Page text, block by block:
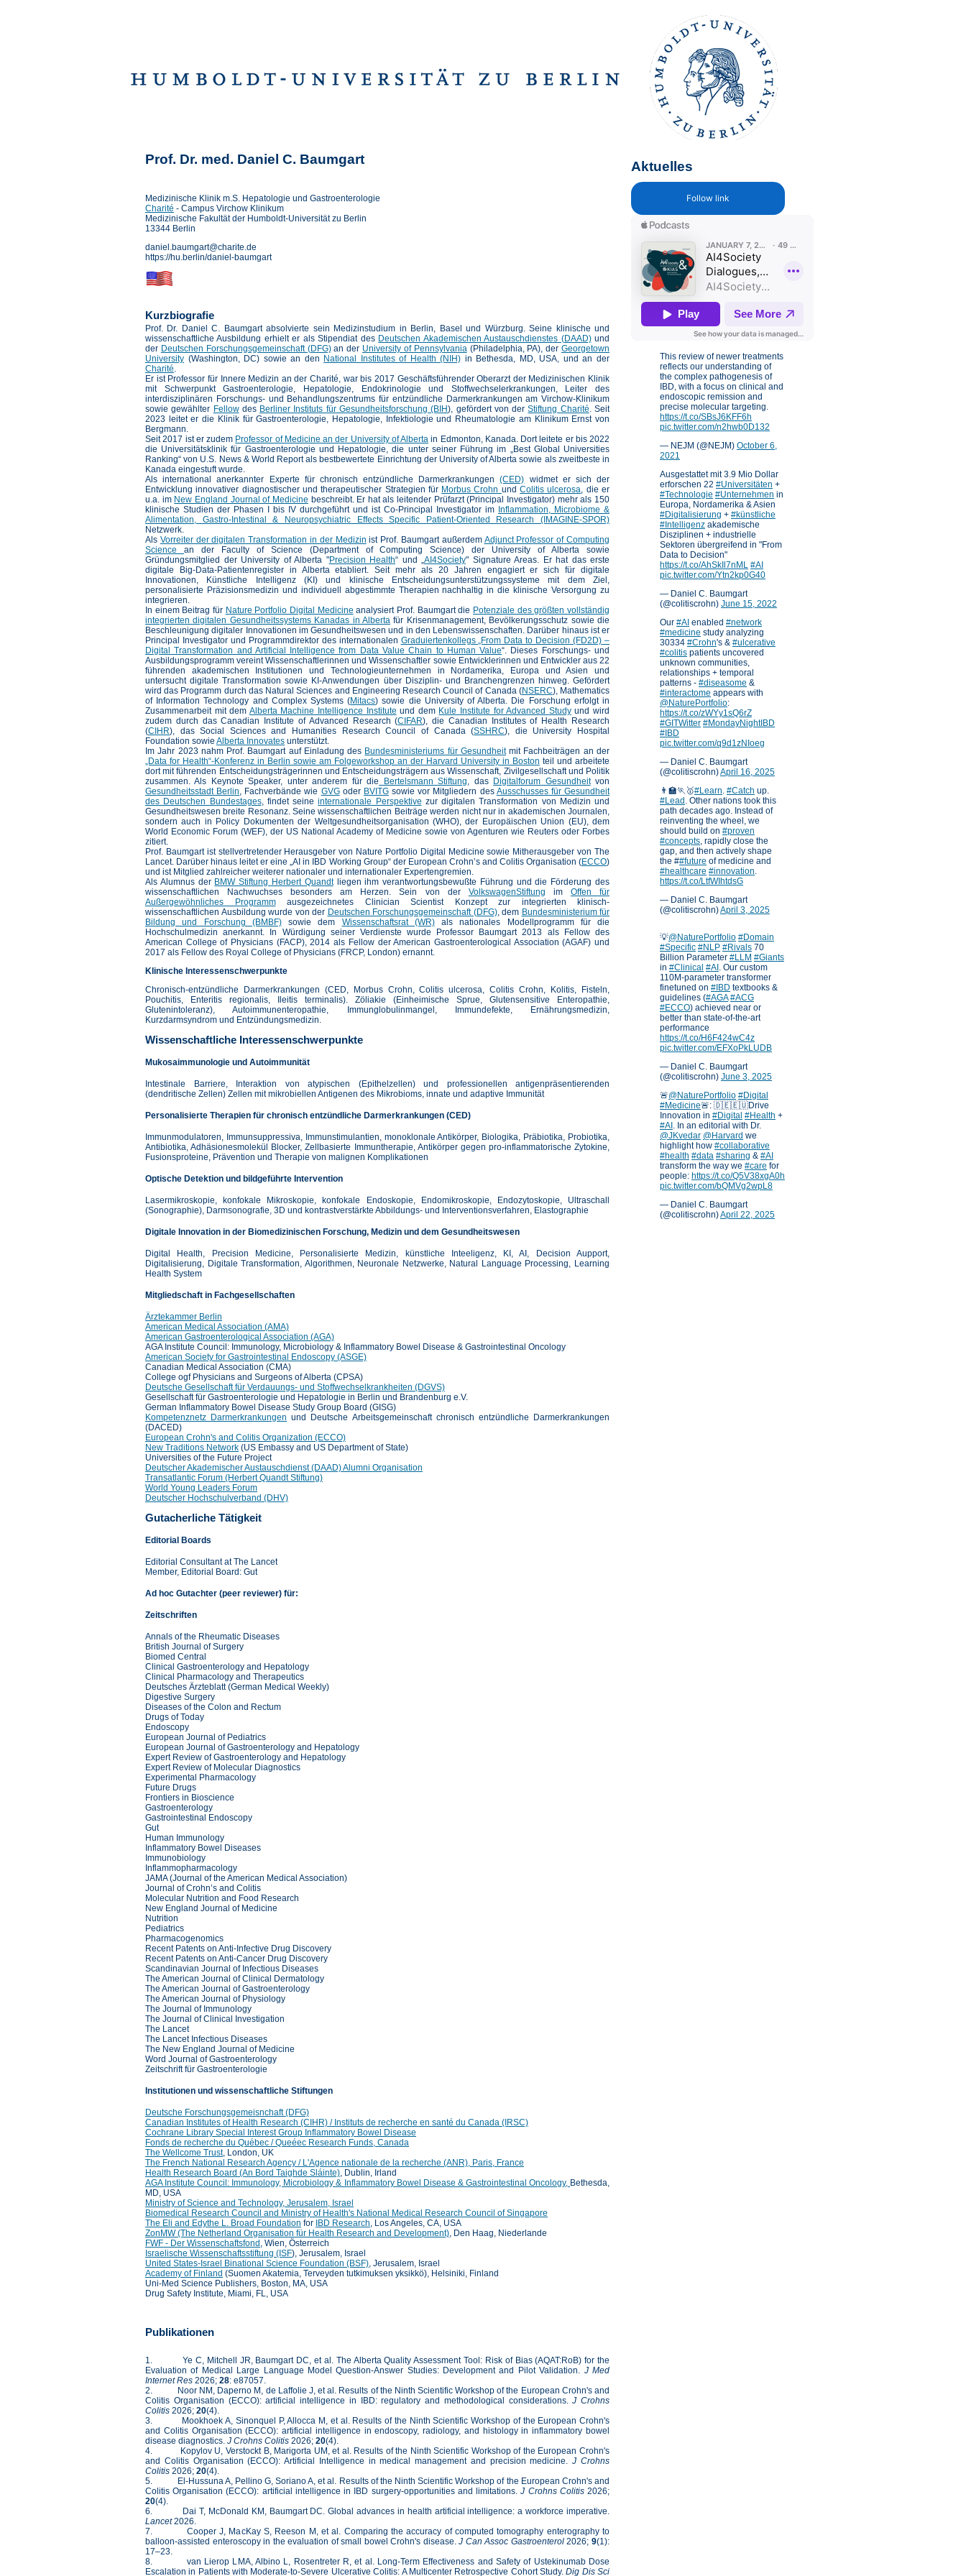
Prof. Dr. med. Daniel C. Baumgart
Medizinische Klinik m.S. Hepatologie und Gastroenterologie
Charité - Campus Virchow Klinikum
Medizinische Fakultät der Humboldt-Universität zu Berlin
13344 Berlin
daniel.baumgart@charite.de
https://hu.berlin/daniel-baumgart
Kurzbiografie
Prof. Dr. Daniel C. Baumgart absolvierte sein Medizinstudium in Berlin, Basel und Würzburg. Seine klinische und
wissenschaftliche Ausbildung erhielt er als Stipendiat des Deutschen Akademischen Austauschdienstes (DAAD)und
der Deutschen Forschungsgemeinschaft (DFG)an der University of Pennsylvania(Philadelphia, PA), derGeorgetown
University (Washington, DC) sowie an den National Institutes of Health (NIH) in Bethesda, MD, USA, und an der
Charité.
Er ist Professor für Innere Medizin an der Charité, war bis 2017 Geschäftsführender Oberarzt der Medizinischen Klinik
mit Schwerpunkt Gastroenterologie, Hepatologie, Endokrinologie und Stoffwechselerkrankungen, Leiter des
interdisziplinären Forschungs- und Behandlungszentrums für entzündliche Darmerkrankungen am Virchow-Klinikum
sowie gewählter Fellowdes Berliner Instituts für Gesundheitsforschung (BIH), gefördert von derStiftung Charité. Seit
2023 leitet er die Klinik für Gastroenterologie, Hepatologie, Infektiologie und Rheumatologie am Klinikum Ernst von
Bergmann.
Seit 2017 ist er zudem Professor of Medicine an der University of Alberta in Edmonton, Kanada. Dort leitete er bis 2022
die Universitätsklinik für Gastroenterologie und Hepatologie, die unter seiner Führung im „Best Global Universities
Ranking“ von U.S. News & World Report als bestbewertete Einrichtung der University of Alberta sowie als zweitbeste in
Kanada eingestuft wurde.
Als international anerkannter Experte für chronisch entzündliche Darmerkrankungen(CED) widmet er sich der
Entwicklung innovativer diagnostischer und therapeutischer Strategien für Morbus Crohn undColitis ulcerosa, die er
u.a. im New England Journal of Medicine beschreibt. Er hat als leitender Prüfarzt (Principal Investigator) mehr als 150
klinische Studien der Phasen I bis IV durchgeführt und ist Co-Principal Investigator im Inflammation, Microbiome &
Alimentation, Gastro-Intestinal & Neuropsychiatric Effects Specific Patient-Oriented Research (IMAGINE-SPOR)
Netzwerk.
Als Vorreiter der digitalen Transformation in der Medizin ist Prof. Baumgart außerdem Adjunct Professor of Computing
Science an der Faculty of Science (Department of Computing Science) der University of Alberta sowie
Gründungsmitglied der University of Alberta "Precision Health“ und „AI4Society" Signature Areas. Er hat das erste
digitale Big-Data-Patientenregister in Alberta etabliert. Seit mehr als 20 Jahren engagiert er sich für digitale
Innovationen, Künstliche Intelligenz (KI) und klinische Entscheidungsunterstützungssysteme mit dem Ziel,
personalisierte Präzisionsmedizin und individuell abgestimmte Therapien nachhaltig in die klinische Versorgung zu
integrieren.
In einem Beitrag für Nature Portfolio Digital Medicine analysiert Prof. Baumgart die Potenziale des größten vollständig
integrierten digitalen Gesundheitssystems Kanadas in Alberta für Krisenmanagement, Bevölkerungsschutz sowie die
Beschleunigung digitaler Innovationen im Gesundheitswesen und in den Lebenswissenschaften. Darüber hinaus ist er
Principal Investigator und Programmdirektor des internationalen Graduiertenkollegs „From Data to Decision (FD2D) –
Digital Transformation and Artificial Intelligence from Data Value Chain to Human Value“. Dieses Forschungs- und
Ausbildungsprogramm vereint Wissenschaftlerinnen und Wissenschaftler sowie Entwicklerinnen und Entwickler aus 22
führenden akademischen Institutionen und Technologieunternehmen in Nordamerika, Europa und Asien und
untersucht digitale Transformation sowie KI-Anwendungen über Disziplin- und Branchengrenzen hinweg. Gefördert
wird das Programm durch das Natural Sciences and Engineering Research Council of Canada (NSERC), Mathematics
of Information Technology and Complex Systems (Mitacs) sowie die University of Alberta. Die Forschung erfolgt in
Zusammenarbeit mit dem Alberta Machine Intelligence Institute und dem Kule Institute for Advanced Studyund wird
zudem durch das Canadian Institute of Advanced Research (CIFAR), die Canadian Institutes of Health Research
(CIHR), das Social Sciences and Humanities Research Council of Canada (SSHRC), die University Hospital
Foundation sowie Alberta Innovates unterstützt.
Im Jahr 2023 nahm Prof. Baumgart auf Einladung des Bundesministeriums für Gesundheitmit Fachbeiträgen an der
„Data for Health“-Konferenz in Berlin sowie am Folgeworkshop an der Harvard University in Boston teil und arbeitete
dort mit führenden Entscheidungsträgerinnen und Entscheidungsträgern aus Wissenschaft, Zivilgesellschaft und Politik
zusammen. Als Keynote Speaker, unter anderem für die Bertelsmann Stiftung, das Digitalforum Gesundheitvon
Gesundheitsstadt Berlin, Fachverbände wie GVGoder BVITGsowie vor Mitgliedern des Ausschusses für Gesundheit
des Deutschen Bundestages, findet seineinternationale Perspektive zur digitalen Transformation von Medizin und
Gesundheitswesen breite Resonanz. Seine wissenschaftlichen Beiträge werden nicht nur in akademischen Journalen,
sondern auch in Policy Dokumenten der Weltgesundheitsorganisation (WHO), der Europäischen Union (EU), dem
World Economic Forum (WEF), der US National Academy of Medicine sowie von Agenturen wie Reuters oder Forbes
zitiert.
Prof. Baumgart ist stellvertretender Herausgeber von Nature Portfolio Digital Medicine sowie Mitherausgeber von The
Lancet. Darüber hinaus leitet er eine „AI in IBD Working Group“ der European Crohn’s and Colitis Organisation (ECCO)
und ist Mitglied zahlreicher weiterer nationaler und internationaler Expertengremien.
Als Alumnus der BMW Stiftung Herbert Quandtliegen ihm verantwortungsbewußte Führung und die Förderung des
wissenschaftlichen Nachwuchses besonders am Herzen. Sein von der VolkswagenStiftung im Offen für
Außergewöhnliches Programmausgezeichnetes Clinician Scientist Konzept zur integrierten klinisch-
wissenschaftlichen Ausbildung wurde von der Deutschen Forschungsgemeinschaft (DFG), dem Bundesministerium für
Bildung und Forschung (BMBF)sowie dem Wissenschaftsrat (WR)als nationales Modellprogramm für die
Hochschulmedizin anerkannt. In Würdigung seiner Verdienste wurde Professor Baumgart 2013 als Fellow des
American College of Physicians (FACP), 2014 als Fellow der American Gastroenterological Association (AGAF) und
2017 als Fellow des Royal College of Physicians (FRCP, London) ernannt.
Klinische Interessenschwerpunkte
Chronisch-entzündliche Darmerkrankungen (CED, Morbus Crohn, Colitis ulcerosa, Colitis Crohn, Kolitis, Fisteln,
Pouchitis, Enteritis regionalis, Ileitis terminalis). Zöliakie (Einheimische Sprue, Glutensensitive Enteropathie,
Glutenintoleranz), Autoimmunenteropathie, Immunglobulinmangel, Immundefekte, Ernährungsmedizin,
Kurzdarmsyndrom und Entzündungsmedizin.
Wissenschaftliche Interessenschwerpunkte
Mukosaimmunologie und Autoimmunität
Intestinale Barriere, Interaktion von atypischen (Epithelzellen) und professionellen antigenpräsentierenden
(dendritische Zellen) Zellen mit mikrobiellen Antigenen des Mikrobioms, innate und adaptive Immunität
Personalisierte Therapien für chronisch entzündliche Darmerkrankungen (CED)
Immunmodulatoren, Immunsuppressiva, Immunstimulantien, monoklonale Antikörper, Biologika, Präbiotika, Probiotika,
Antibiotika, Adhäsionesmolekül Blocker, Zellbasierte Immuntherapie, Antikörper gegen pro-inflammatorische Zytokine,
Fusionsproteine, Prävention und Therapie von malignen Komplikationen
Optische Detektion und bildgeführte Intervention
Lasermikroskopie, konfokale Mikroskopie, konfokale Endoskopie, Endomikroskopie, Endozytoskopie, Ultraschall
(Sonographie), Darmsonografie, 3D und kontrastverstärkte Abbildungs- und Interventionsverfahren, Elastographie
Digitale Innovation in der Biomedizinischen Forschung, Medizin und dem Gesundheitswesen
Digital Health, Precision Medicine, Personalisierte Medizin, künstliche Inteeligenz, KI, AI, Decision Aupport,
Digitalisierung, Digitale Transformation, Algorithmen, Neuronale Netzwerke, Natural Language Processing, Learning
Health System
Mitgliedschaft in Fachgesellschaften
Ärztekammer Berlin
American Medical Association (AMA)
American Gastroenterological Association (AGA)
AGA Institute Council: Immunology, Microbiology & Inflammatory Bowel Disease & Gastrointestinal Oncology
American Society for Gastrointestinal Endoscopy (ASGE)
Canadian Medical Association (CMA)
College ogf Physicians and Surgeons of Alberta (CPSA)
Deutsche Gesellschaft für Verdauungs- und Stoffwechselkrankheiten (DGVS)
Gesellschaft für Gastroenterologie und Hepatologie in Berlin und Brandenburg e.V.
German Inflammatory Bowel Disease Study Group Board (GISG)
Kompetenznetz Darmerkrankungen und Deutsche Arbeitsgemeinschaft chronisch entzündliche Darmerkrankungen
(DACED)
European Crohn's and Colitis Organization (ECCO)
New Traditions Network (US Embassy and US Department of State)
Universities of the Future Project
Deutscher Akademischer Austauschdienst (DAAD) Alumni Organisation
Transatlantic Forum (Herbert Quandt Stiftung)
World Young Leaders Forum
Deutscher Hochschulverband (DHV)
Gutacherliche Tätigkeit
Editorial Boards
Editorial Consultant at The Lancet
Member, Editorial Board: Gut
Ad hoc Gutachter (peer reviewer) für:
Zeitschriften
Annals of the Rheumatic Diseases
British Journal of Surgery
Biomed Central
Clinical Gastroenterology and Hepatology
Clinical Pharmacology and Therapeutics
Deutsches Ärzteblatt (German Medical Weekly)
Digestive Surgery
Diseases of the Colon and Rectum
Drugs of Today
Endoscopy
European Journal of Pediatrics
European Journal of Gastroenterology and Hepatology
Expert Review of Gastroenterology and Hepatology
Expert Review of Molecular Diagnostics
Experimental Pharmacology
Future Drugs
Frontiers in Bioscience
Gastroenterology
Gastrointestinal Endoscopy
Gut
Human Immunology
Inflammatory Bowel Diseases
Immunobiology
Inflammopharmacology
JAMA (Journal of the American Medical Association)
Journal of Crohn’s and Colitis
Molecular Nutrition and Food Research
New England Journal of Medicine
Nutrition
Pediatrics
Pharmacogenomics
Recent Patents on Anti-Infective Drug Discovery
Recent Patents on Anti-Cancer Drug Discovery
Scandinavian Journal of Infectious Diseases
The American Journal of Clinical Dermatology
The American Journal of Gastroenterology
The American Journal of Physiology
The Journal of Immunology
The Journal of Clinical Investigation
The Lancet
The Lancet Infectious Diseases
The New England Journal of Medicine
Word Journal of Gastroenterology
Zeitschrift für Gastroenterologie
Institutionen und wissenschaftliche Stiftungen
Deutsche Forschungsgemeisnchaft (DFG)
Canadian Institutes of Health Research (CIHR) / Instituts de recherche en santé du Canada (IRSC)
Cochrane Library Special Interest Group Inflammatory Bowel Disease
Fonds de recherche du Québec / Queéec Research Funds, Canada
The Wellcome Trust, London, UK
The French National Research Agency / L'Agence nationale de la recherche (ANR), Paris, France
Health Research Board (An Bord Taighde Sláinte) , Dublin, Irland
AGA Institute Council: Immunology, Microbiology & Inflammatory Bowel Disease & Gastrointestinal Oncology, Bethesda,
MD, USA
Ministry of Science and Technology, Jerusalem, Israel
Biomedical Research Council and Ministry of Health's National Medical Research Council of Singapore
The Eli and Edythe L. Broad Foundation for IBD Research , Los Angeles, CA, USA
ZonMW (The Netherland Organisation für Health Research and Development) , Den Haag, Niederlande
FWF - Der Wissenschaftsfond , Wien, Österreich
Israelische Wissenschaftsstiftung (ISF), Jerusalem, Israel
United States-Israel Binational Science Foundation (BSF) , Jerusalem, Israel
Academy of Finland (Suomen Akatemia, Terveyden tutkimuksen yksikkö), Helsiniki, Finland
Uni-Med Science Publishers, Boston, MA, USA
Drug Safety Institute, Miami, FL, USA
Publikationen
1. Ye C, Mitchell JR, Baumgart DC, et al. The Alberta Quality Assessment Tool: Risk of Bias (AQAT:RoB) for the
Evaluation of Medical Large Language Model Question-Answer Studies: Development and Pilot Validation. J Med
Internet Res 2026; 28: e87057.
2. Noor NM, Daperno M, de Laffolie J, et al. Results of the Ninth Scientific Workshop of the European Crohn's and
Colitis Organisation (ECCO): artificial intelligence in IBD: regulatory and methodological considerations.J Crohns
Colitis 2026; 20(4).
3. Mookhoek A, Sinonquel P, Allocca M, et al. Results of the Ninth Scientific Workshop of the European Crohn's
and Colitis Organisation (ECCO): artificial intelligence in endoscopy, radiology, and histology in inflammatory bowel
disease diagnostics. J Crohns Colitis 2026; 20(4).
4. Kopylov U, Verstockt B, Marigorta UM, et al. Results of the Ninth Scientific Workshop of the European Crohn's
and Colitis Organisation (ECCO): Artificial Intelligence in medical management and precision medicine.J Crohns
Colitis 2026; 20(4).
5. El-Hussuna A, Pellino G, Soriano A, et al. Results of the Ninth Scientific Workshop of the European Crohn's and
Colitis Organisation (ECCO): artificial intelligence in IBD surgery-opportunities and limitations.J Crohns Colitis2026;
20(4).
6. Dai T, McDonald KM, Baumgart DC. Global advances in health artificial intelligence: a workforce imperative.
Lancet2026.
7. Cooper J, MacKay S, Reeson M, et al. Comparing the accuracy of computed tomography enterography to
balloon-assisted enteroscopy in the evaluation of small bowel Crohn's disease.J Can Assoc Gastroenterol2026;9(1):
17–23.
8. van Lierop LMA, Albino L, Rosentreter R, et al. Long-Term Effectiveness and Safety of Ustekinumab Dose
Escalation in Patients with Moderate-to-Severe Ulcerative Colitis: A Multicenter Retrospective Cohort Study.Dig Dis Sci
Aktuelles
Follow link
This review of newer treatments
reflects our understanding of
the complex pathogenesis of
IBD, with a focus on clinical and
endoscopic remission and
precise molecular targeting.
https://t.co/SBsJ6KFF6h
pic.twitter.com/n2hwb0D132
— NEJM (@NEJM) October 6,
2021
Ausgestattet mit 3.9 Mio Dollar
erforschen 22 #Universitäten +
#Technologie #Unternehmen in
Europa, Nordamerika & Asien
#Digitalisierung + #künstliche
#Intelligenz akademische
Disziplinen + industrielle
Sektoren übergreifend in "From
Data to Decision"
https://t.co/AhSkIl7nML #AI
pic.twitter.com/Ytn2kp0G40
— Daniel C. Baumgart
(@colitiscrohn) June 15, 2022
Our #AI enabled #network
#medicine study analyzing
30334 #Crohn's & #ulcerative
#colitis patients uncovered
unknown communities,
relationships + temporal
patterns - #diseasome &
#interactome appears with
@NaturePortfolio:
https://t.co/zWYy1sQ6rZ
#GITWitter #MondayNightIBD
#IBD
pic.twitter.com/q9d1zNIoeg
— Daniel C. Baumgart
(@colitiscrohn)April 16, 2025
👨‍🏫🏃🥇#Learn #Catch up.
#Lead . Other nations took this
path decades ago. Instead of
reinventing the wheel, we
should build on #proven
#concepts , rapidly close the
gap, and then actively shape
the ##future of medicine and
#healthcare #innovation
https://t.co/LtfWIhtdsG
— Daniel C. Baumgart
(@colitiscrohn)April 3, 2025
💡@NaturePortfolio #Domain
#Specific #NLP #Rivals 70
Billion Parameter #LLM #Giants
in #Clinical #AI . Our custom
110M-parameter transformer
finetuned on #IBD textbooks &
guidelines (#AGA #ACG
#ECCO) achieved near or
better than state-of-the-art
performance
https://t.co/H6F424wC4z
pic.twitter.com/EFXoPkLUDB
— Daniel C. Baumgart
(@colitiscrohn) June 3, 2025
🚨@NaturePortfolio #Digital
#Medicine🚨: 🇩🇪🇪🇺Drive‍
Innovation in #Digital #Health +
#AI . In an editorial with Dr.
@JKvedar @Harvard we
highlight how #collaborative
#health #data #sharing & #AI
transform the way we #care for
people: https://t.co/Q5V38xgA0h
pic.twitter.com/bQMVg2wpL8
— Daniel C. Baumgart
(@colitiscrohn)April 22, 2025